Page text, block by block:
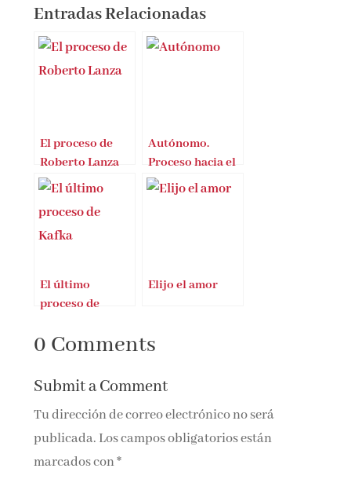
Entradas Relacionadas
El proceso de
Roberto Lanza
Autónomo.
Proceso hacia el
self-employment
El último
proceso de
Benjamín Balint
Elijo el amor
0 Comments
Submit a Comment
Tu dirección de correo electrónico no será
publicada. Los campos obligatorios están
marcados con*